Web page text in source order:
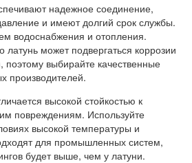
надежное соединение,
и имеют долгий срок службы.
водоснабжения и отопления.
может подвергаться коррозии
поэтому выбирайте качественные
производителей.
высокой стойкостью к
повреждениям. Используйте
высокой температуры и
для промышленных систем,
будет выше, чем у латуни.